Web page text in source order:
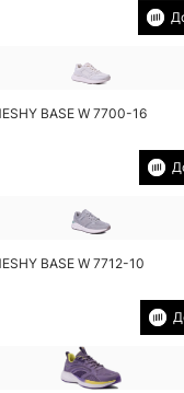
BASE W 7700-16
BASE W 7712-10